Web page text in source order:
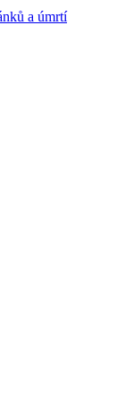
a úmrtí